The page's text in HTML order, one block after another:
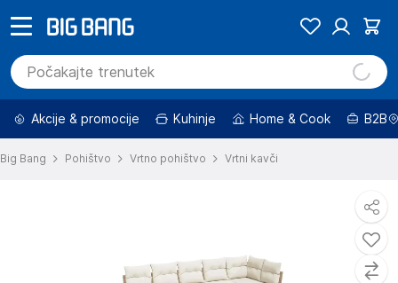
Akcije & promocije Kuhinje Home & Cook B2B
Big Bang Pohištvo Vrtno pohištvo Vrtni kavči